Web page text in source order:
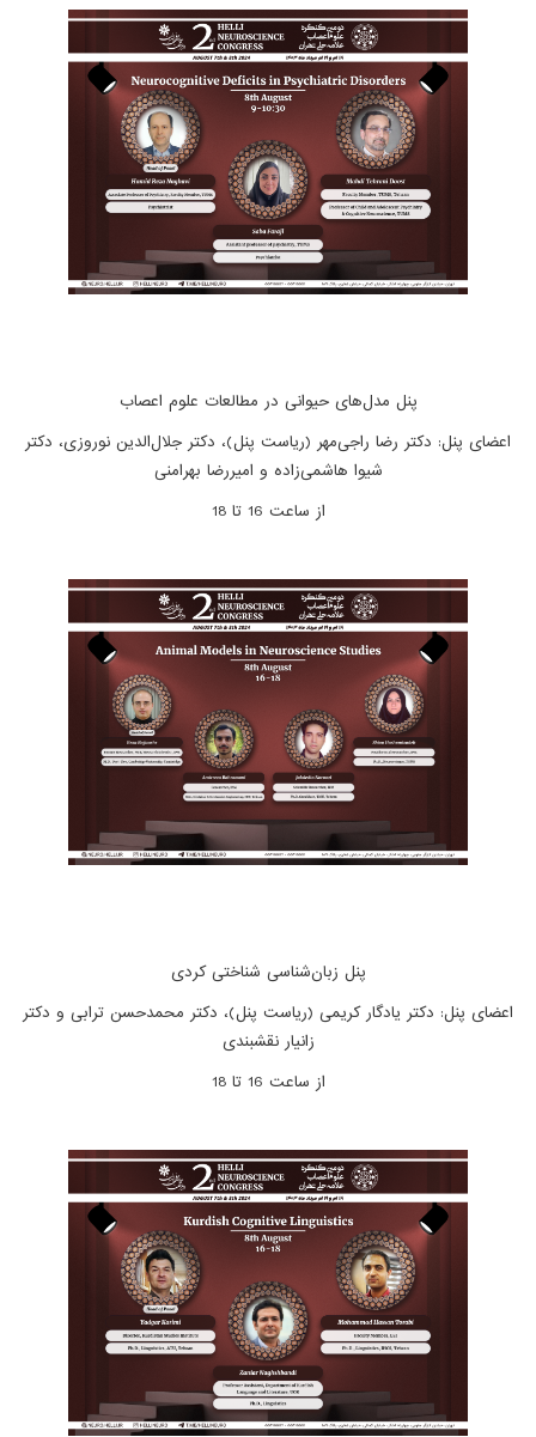
پنل مدل‌های حیوانی در مطالعات علوم اعصاب
اعضای پنل: دکتر رضا راجی‌مهر (ریاست پنل)، دکتر جلال‌الدین نوروزی، دکتر
شیوا هاشمی‌زاده و امیررضا بهرامنی
از ساعت 16 تا 18
پنل زبان‌شناسی شناختی کردی
اعضای پنل: دکتر یادگار کریمی (ریاست پنل)، دکتر محمدحسن ترابی و دکتر
زانیار نقشبندی
از ساعت 16 تا 18